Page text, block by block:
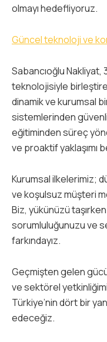
olmayı hedefliyoruz.
Güncel teknoloji ve
Sabancıoğlu Nakliyat,
teknolojisiyle
dinamik ve kurumsal
sistemlerinden
eğitiminden süreç
ve proaktif yaklaşımı
Kurumsal ilkelerimiz;
ve koşulsuz müşteri
Biz, yükünüzü taşırken
sorumluluğunuzu ve
farkındayız.
Geçmişten gelen
ve sektörel
Türkiye’nin dört bir
edeceğiz.